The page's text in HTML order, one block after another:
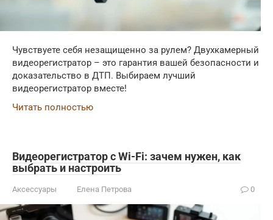
Чувствуете себя незащищенно за рулем? Двухкамерный
видеорегистратор – это гарантия вашей безопасности и
доказательство в ДТП. Выбираем лучший
видеорегистратор вместе!
Читать полностью
Видеорегистратор с Wi-Fi: зачем нужен, как
выбрать и настроить
Аксессуары Елена Петрова 0